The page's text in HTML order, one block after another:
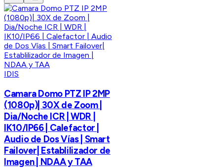
IDIS
Camara Domo PTZ IP 2MP
(1080p)| 30X de Zoom |
Dia/Noche ICR | WDR |
IK10/IP66 | Calefactor |
Audio de Dos Vías | Smart
Failover| Establilizador de
Imagen | NDAA y TAA